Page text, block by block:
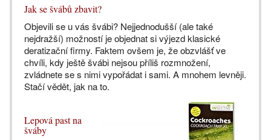
Jak se švábů zbavit?
Objevili se u vás švábi? Nejjednodušší (ale také
nejdražší) možností je objednat si výjezd klasické
deratizační firmy. Faktem ovšem je, že obzvlášť ve
chvíli, kdy ještě švábi nejsou příliš rozmnožení,
zvládnete se s nimi vypořádat i sami. A mnohem levněji.
Stačí vědět, jak na to.
Lepová past na
šváby